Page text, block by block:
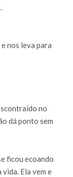
nos leva para
no
dá ponto sem
ficou ecoando
Ela vem e